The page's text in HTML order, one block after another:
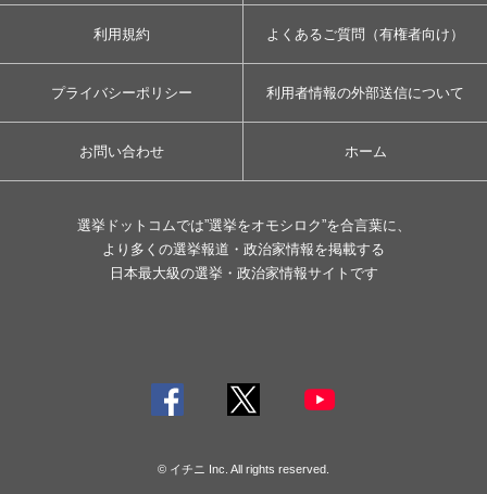
利用規約 よくあるご質問（有権者向け）
プライバシーポリシー 利用者情報の外部送信について
お問い合わせ ホーム
選挙ドットコムでは”選挙をオモシロク”を合言葉に、
より多くの選挙報道・政治家情報を掲載する
日本最大級の選挙・政治家情報サイトです
© イチニ Inc. All rights reserved.